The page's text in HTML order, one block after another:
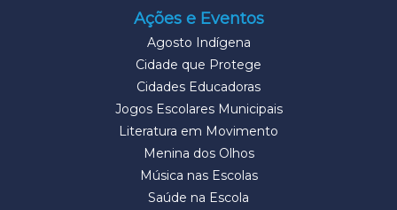
Ações e Eventos
Agosto Indígena
Cidade que Protege
Cidades Educadoras
Jogos Escolares Municipais
Literatura em Movimento
Menina dos Olhos
Música nas Escolas
Saúde na Escola